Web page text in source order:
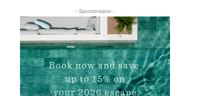
- Sponzorisano -